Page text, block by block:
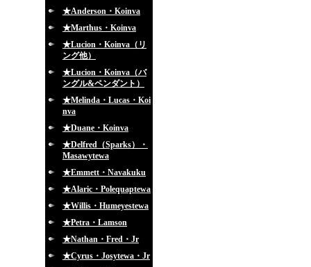
★Anderson・Koinva
★Marthus・Koinva
★Lucion・Koinva（リ
ング他）
★Lucion・Koinva（バ
ングル&ペンダント）
★Melinda・Lucas・Koi
nva
★Duane・Koinva
★Delfred（Sparks）・
Masawytewa
★Emmett・Navakuku
★Alaric・Polequaptewa
★Willis・Humeyestewa
★Petra・Lamson
★Nathan・Fred・Jr
★Cyrus・Josytewa・Jr